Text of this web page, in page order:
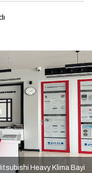
Heavy Klima Bayi